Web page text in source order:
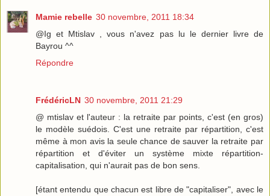
Mamie rebelle 30 novembre, 2011 18:34
@Ig et Mtislav , vous n'avez pas lu le dernier livre de
Bayrou ^^
Répondre
FrédéricLN 30 novembre, 2011 21:29
@ mtislav et l'auteur : la retraite par points, c'est (en gros)
le modèle suédois. C'est une retraite par répartition, c'est
même à mon avis la seule chance de sauver la retraite par
répartition et d'éviter un système mixte répartition-
capitalisation, qui n'aurait pas de bon sens.
[étant entendu que chacun est libre de "capitaliser", avec le